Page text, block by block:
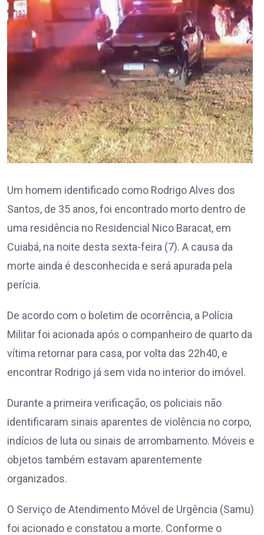
Um homem identificado como Rodrigo Alves dos
Santos, de 35 anos, foi encontrado morto dentro de
uma residência no Residencial Nico Baracat, em
Cuiabá, na noite desta sexta-feira (7). A causa da
morte ainda é desconhecida e será apurada pela
perícia.
De acordo com o boletim de ocorrência, a Polícia
Militar foi acionada após o companheiro de quarto da
vítima retornar para casa, por volta das 22h40, e
encontrar Rodrigo já sem vida no interior do imóvel.
Durante a primeira verificação, os policiais não
identificaram sinais aparentes de violência no corpo,
indícios de luta ou sinais de arrombamento. Móveis e
objetos também estavam aparentemente
organizados.
O Serviço de Atendimento Móvel de Urgência (Samu)
foi acionado e constatou a morte. Conforme o